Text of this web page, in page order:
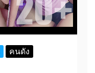
คนดัง